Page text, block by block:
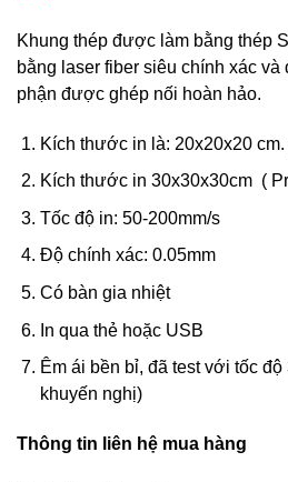
Khung thép được làm bằng thép
bằng laser fiber siêu chính xác và
phận được ghép nối hoàn hảo.
Kích thước in là: 20x20x20
Kích thước in 30x30x30cm (
Tốc độ in: 50-200mm/s
Độ chính xác: 0.05mm
Có bàn gia nhiệt
In qua thẻ hoặc USB
Êm ái bền bỉ, đã test với tốc
khuyến nghị)
Thông tin liên hệ mua hàng